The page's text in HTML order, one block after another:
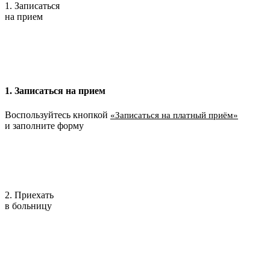
1. Записаться
на прием
1. Записаться на прием
Воспользуйтесь кнопкой «Записаться на платный приём»
и заполните форму
2. Приехать
в больницу